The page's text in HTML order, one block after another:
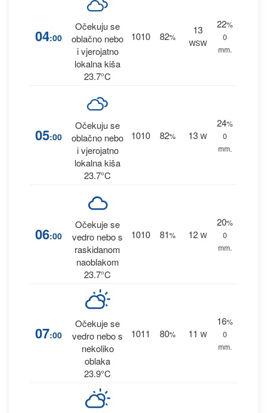
04:00
Očekuju se
oblačno nebo
i vjerojatno
lokalna kiša
23.7°C
1010 82%
13
WSW
22%
0
mm.
05:00
Očekuju se
oblačno nebo
i vjerojatno
lokalna kiša
23.7°C
1010 82% 13 W
24%
0
mm.
06:00
Očekuje se
vedro nebo s
raskidanom
naoblakom
23.7°C
1010 81% 12 W
20%
0
mm.
07:00
Očekuje se
vedro nebo s
nekoliko
oblaka
23.9°C
1011 80% 11 W
16%
0
mm.